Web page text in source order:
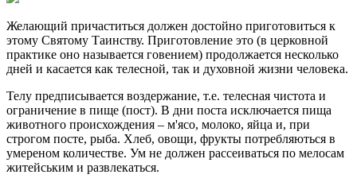
Желающий причаститься должен достойно приготовиться к
этому Святому Таинству. Приготовление это (в церковной
практике оно называется говением) продолжается несколько
дней и касается как телесной, так и духовной жизни человека.
Телу предписывается воздержание, т.е. телесная чистота и
ограничение в пище (пост). В дни поста исключается пища
животного происхождения – м'ясо, молоко, яйца и, при
строгом посте, рыба. Хлеб, овощи, фрукты потребляються в
умереном количестве. Ум не должен рассеиваться по мелосам
житейським и развлекаться.